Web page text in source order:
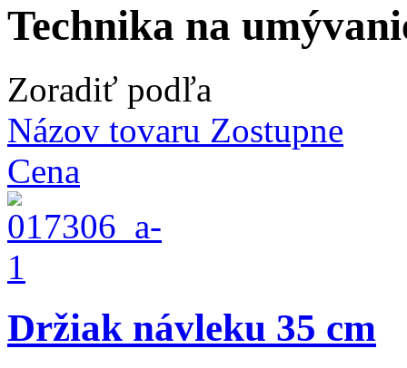
Technika na
Zoradiť podľa
Názov tovaru Zostupne
Cena
Držiak návleku 35 cm